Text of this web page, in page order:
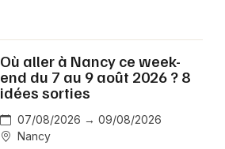
Où aller à Nancy ce week-
end du 7 au 9 août 2026 ? 8
idées sorties
07/08/2026 → 09/08/2026
Nancy